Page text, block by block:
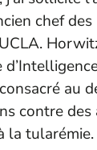
chef
consacré au
contre
la tularémie.